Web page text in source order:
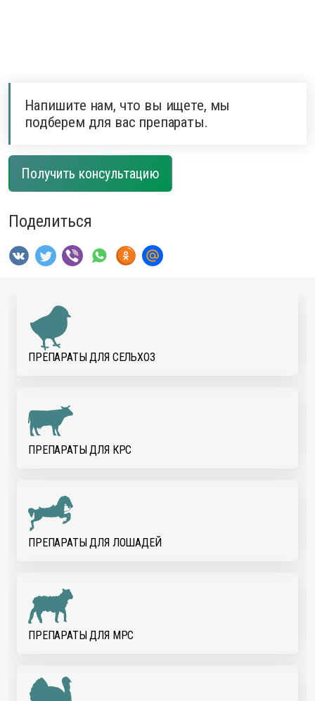
Напишите нам, что вы ищете, мы
подберем для вас препараты.
Получить консультацию
Поделиться
ПРЕПАРАТЫ ДЛЯ CЕЛЬХОЗ
ПРЕПАРАТЫ ДЛЯ КРС
ПРЕПАРАТЫ ДЛЯ ЛОШАДЕЙ
ПРЕПАРАТЫ ДЛЯ МРС